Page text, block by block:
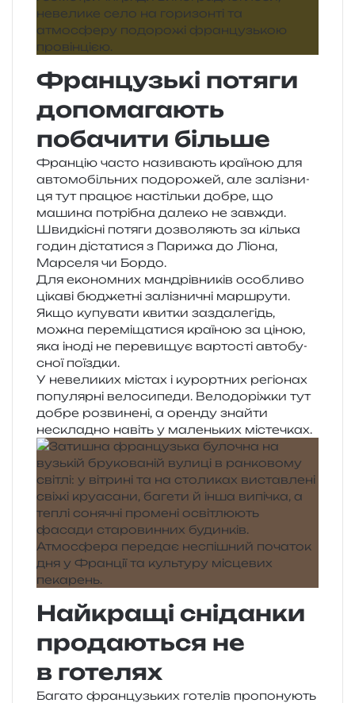
Французькі потяги
допомагають
побачити більше
Францію часто нази­ва­ють кра­ї­ною для
авто­мо­біль­них подо­ро­жей, але залі­зни­
ця тут пра­цює настіль­ки добре, що
маши­на потрі­бна дале­ко не зав­жди.
Швидкісні потя­ги дозво­ля­ють за кіль­ка
годин діста­ти­ся з Парижа до Ліона,
Марселя чи Бордо.
Для еко­ном­них ман­дрів­ни­ків осо­бли­во
ціка­ві бюдже­тні залі­зни­чні мар­шру­ти.
Якщо купу­ва­ти кви­тки зазда­ле­гідь,
можна пере­мі­ща­ти­ся кра­ї­ною за ціною,
яка іноді не пере­ви­щує вар­то­сті авто­бу­
сної поїздки.
У неве­ли­ких містах і курор­тних регіо­нах
попу­ляр­ні вело­си­пе­ди. Велодоріжки тут
добре роз­ви­не­ні, а орен­ду зна­йти
нескла­дно навіть у малень­ких містечках.
Найкращі сніданки
продаються не
в готелях
Багато фран­цузь­ких готе­лів про­по­ну­ють